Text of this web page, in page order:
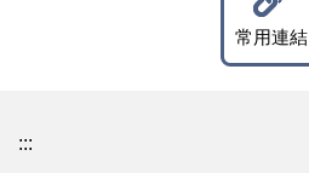
常用連結
:::